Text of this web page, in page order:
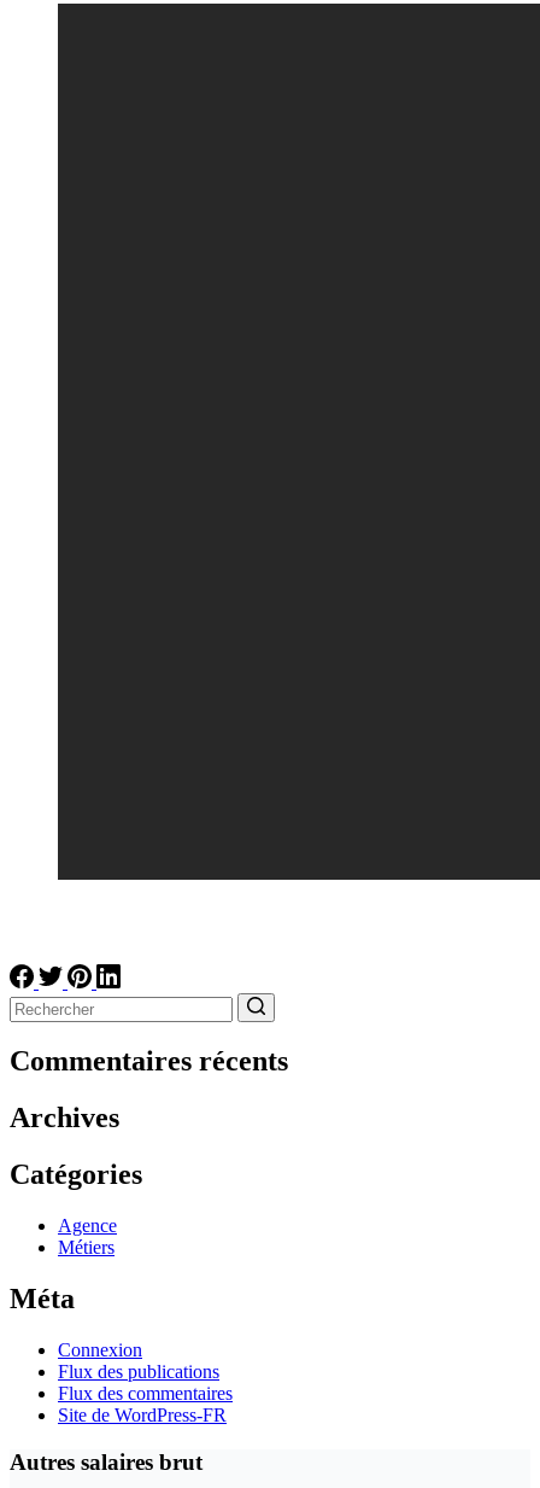
résultat
Commentaires récents
Archives
Catégories
Agence
Métiers
Méta
Connexion
Flux des publications
Flux des commentaires
Site de WordPress-FR
Autres salaires brut